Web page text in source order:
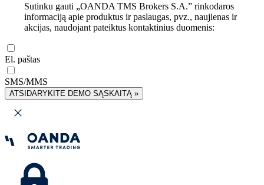
Sutinku gauti „OANDA TMS Brokers S.A.” rinkodaros
informaciją apie produktus ir paslaugas, pvz., naujienas ir
akcijas, naudojant pateiktus kontaktinius duomenis:
El. paštas
SMS/MMS
ATSIDARYKITE DEMO SĄSKAITĄ »